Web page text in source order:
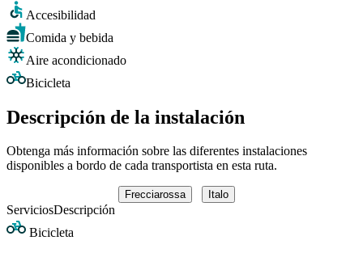
Accesibilidad
Comida y bebida
Aire acondicionado
Bicicleta
Descripción de la instalación
Obtenga más información sobre las diferentes instalaciones
disponibles a bordo de cada transportista en esta ruta.
Frecciarossa Italo
ServiciosDescripción
Bicicleta